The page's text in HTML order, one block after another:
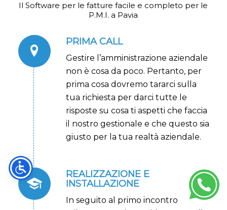
Il Software per le fatture facile e completo per le
P.M.I. a Pavia
PRIMA CALL
Gestire l’amministrazione aziendale
non è cosa da poco. Pertanto, per
prima cosa dovremo tararci sulla
tua richiesta per darci tutte le
risposte su cosa ti aspetti che faccia
il nostro gestionale e che questo sia
giusto per la tua realtà aziendale.
REALIZZAZIONE E
INSTALLAZIONE
In seguito al primo incontro